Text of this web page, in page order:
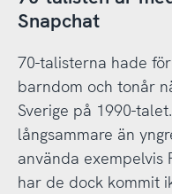
Snapchat
70-talisterna hade
barndom och tonår
Sverige på 1990-
långsammare än
använda exempelvis
har de dock kommit